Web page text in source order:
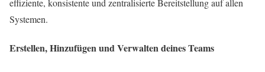
effiziente, konsistente und zentralisierte Bereitstellung auf allen
Systemen.
Erstellen, Hinzufügen und Verwalten deines Teams